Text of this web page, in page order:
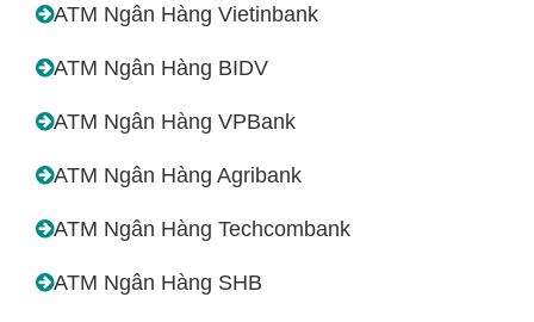
ATM Ngân Hàng Vietinbank
ATM Ngân Hàng BIDV
ATM Ngân Hàng VPBank
ATM Ngân Hàng Agribank
ATM Ngân Hàng Techcombank
ATM Ngân Hàng SHB